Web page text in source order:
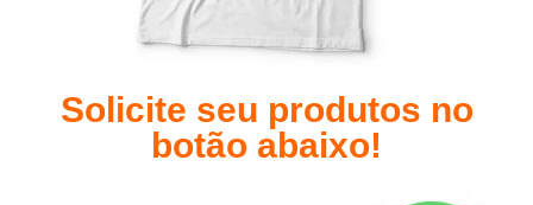
Solicite seu produtos no
botão abaixo!